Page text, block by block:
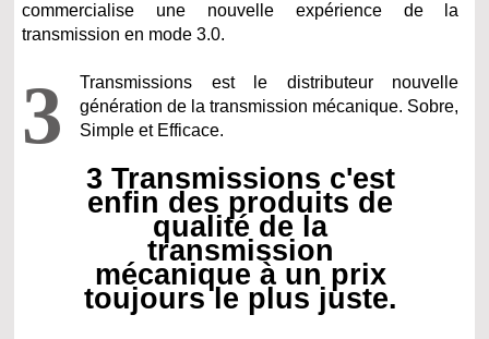
commercialise une nouvelle expérience de la
transmission en mode 3.0.
3
Transmissions est le distributeur nouvelle
génération de la transmission mécanique. Sobre,
Simple et Efficace.
3 Transmissions c'est
enfin des produits de
qualité de la
transmission
mécanique à un prix
toujours le plus juste.